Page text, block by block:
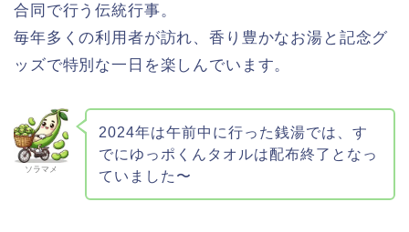
合同で行う伝統行事。
毎年多くの利用者が訪れ、香り豊かなお湯と記念グ
ッズで特別な一日を楽しんでいます。
ソラマメ
2024年は午前中に行った銭湯では、す
でにゆっポくんタオルは配布終了となっ
ていました〜